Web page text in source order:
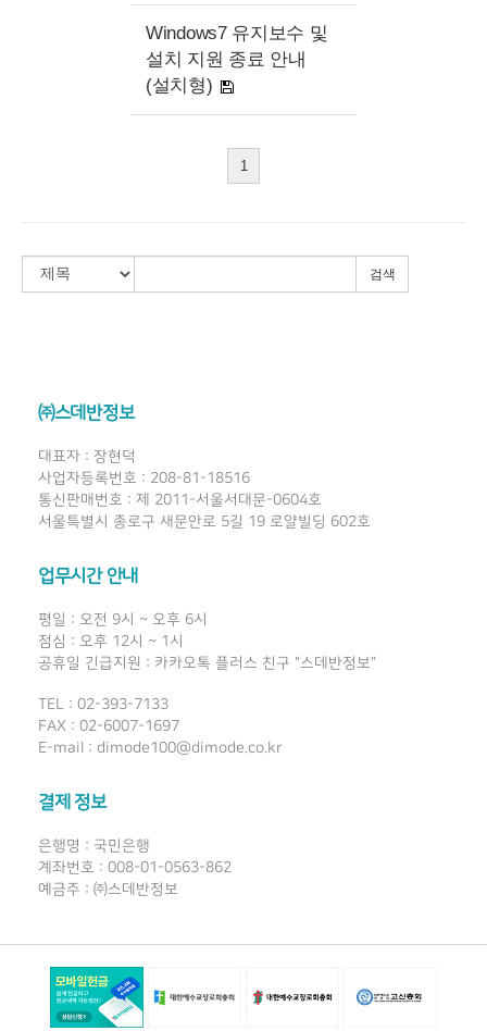
Windows7 유지보수 및
설치 지원 종료 안내
(설치형)
1
검색
㈜스데반정보
대표자 : 장현덕
사업자등록번호 : 208-81-18516
통신판매번호 : 제 2011-서울서대문-0604호
서울특별시 종로구 새문안로 5길 19 로얄빌딩 602호
업무시간 안내
평일 : 오전 9시 ~ 오후 6시
점심 : 오후 12시 ~ 1시
공휴일 긴급지원 : 카카오톡 플러스 친구 "스데반정보"
TEL : 02-393-7133
FAX : 02-6007-1697
E-mail : dimode100@dimode.co.kr
결제 정보
은행명 : 국민은행
계좌번호 : 008-01-0563-862
예금주 : ㈜스데반정보